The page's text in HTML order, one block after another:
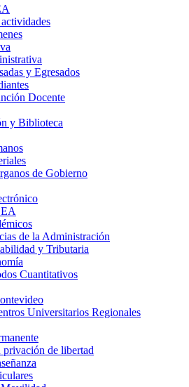
y Egresados
Docente
y Biblioteca
de Gobierno
de la Administración
y Tributaria
Cuantitativos
Universitarios Regionales
privación de libertad